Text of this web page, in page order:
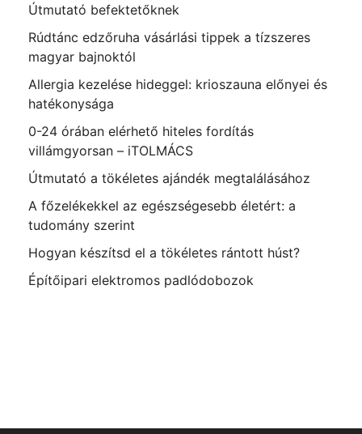
Útmutató befektetőknek
Rúdtánc edzőruha vásárlási tippek a tízszeres
magyar bajnoktól
Allergia kezelése hideggel: krioszauna előnyei és
hatékonysága
0-24 órában elérhető hiteles fordítás
villámgyorsan – iTOLMÁCS
Útmutató a tökéletes ajándék megtalálásához
A főzelékekkel az egészségesebb életért: a
tudomány szerint
Hogyan készítsd el a tökéletes rántott húst?
Építőipari elektromos padlódobozok